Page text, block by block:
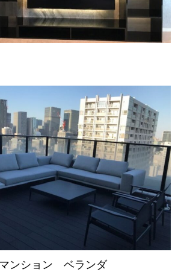
ンション ベランダ